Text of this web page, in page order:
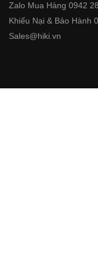
Zalo Mua Hàng 0942
Khiếu Nại & Bảo Hành
Sales@hiki.vn